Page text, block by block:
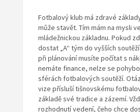
Fotbalový klub má zdravé
může stavět. Tím mám na mysli
mládežnickou základnu. Pokud
dostat „A“ tým do vyšších
při plánování musíte počítat s
nemáte finance, nelze se
sférách fotbalových soutěží.
vize přísluší tišnovskému
základě své tradice a zázemí.
rozhodnutí vedení, čeho chce